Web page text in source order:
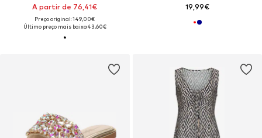
A partir de 76,41€
Preço original: 149,00€
Último preço mais baixo:43,60€
19,99€